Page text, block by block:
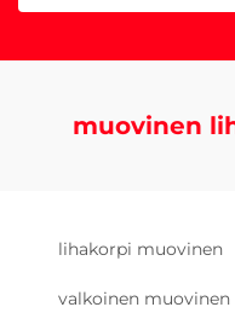
muovinen
lihakorpi muovinen
valkoinen muovinen